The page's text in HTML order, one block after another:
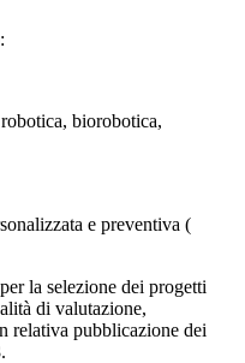
biorobotica,
e preventiva (
la selezione dei progetti
di valutazione,
relativa pubblicazione dei